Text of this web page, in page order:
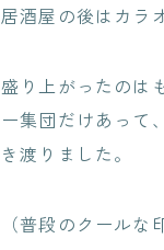
居酒屋の後はカラ
盛り上がったのは
ー集団だけあって
き渡りました。
（普段のクール